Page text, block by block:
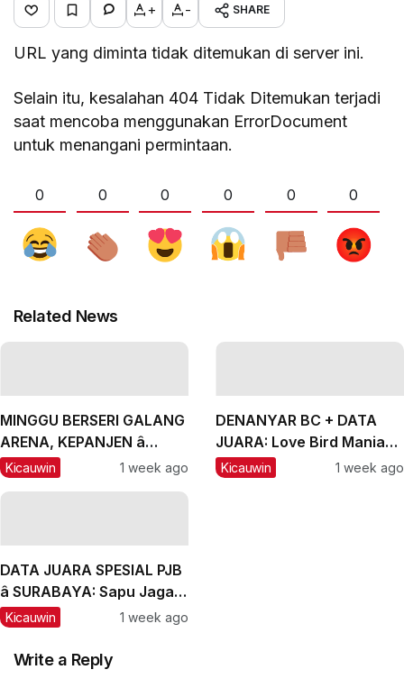
+ - SHARE
URL yang diminta tidak ditemukan di server ini.
Selain itu, kesalahan 404 Tidak Ditemukan terjadi
saat mencoba menggunakan ErrorDocument
untuk menangani permintaan.
0 0 0 0 0 0
Related News
MINGGU BERSERI GALANG
ARENA, KEPANJEN â
MALANG, #2: CH Lexus
Kicauwin 1 week ago
DENANYAR BC + DATA
JUARA: Love Bird Mania
Incar Piala Mandor
Kicauwin 1 week ago
DATA JUARA SPESIAL PJB
â SURABAYA: Sapu Jagad
Nyaris Meraih Hatrik
Kicauwin 1 week ago
Write a Reply